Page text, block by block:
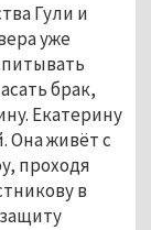
Гули и
уже
брак,
Екатерину
Она живёт с
проходя
в